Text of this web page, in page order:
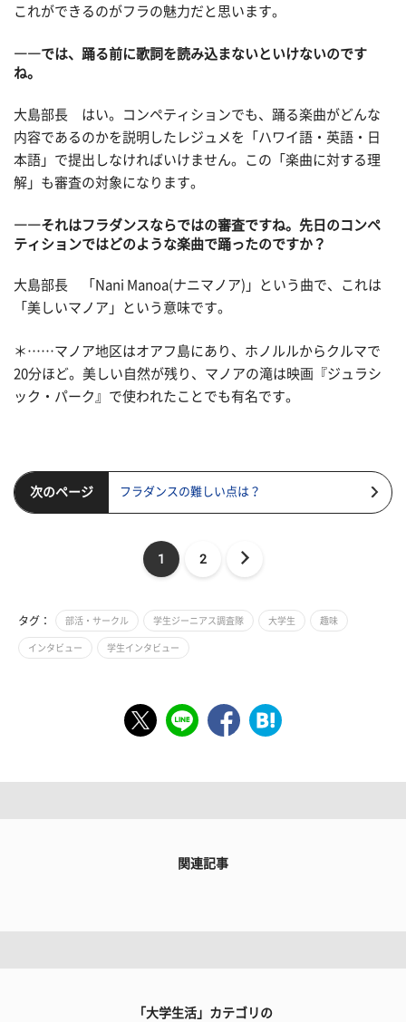
これができるのがフラの魅力だと思います。
――では、踊る前に歌詞を読み込まないといけないのです
ね。
大島部長 はい。コンペティションでも、踊る楽曲がどんな
内容であるのかを説明したレジュメを「ハワイ語・英語・日
本語」で提出しなければいけません。この「楽曲に対する理
解」も審査の対象になります。
――それはフラダンスならではの審査ですね。先日のコンペ
ティションではどのような楽曲で踊ったのですか？
大島部長 「Nani Manoa(ナニマノア)」という曲で、これは
「美しいマノア」という意味です。
＊……マノア地区はオアフ島にあり、ホノルルからクルマで
20分ほど。美しい自然が残り、マノアの滝は映画『ジュラシ
ック・パーク』で使われたことでも有名です。
次のページ フラダンスの難しい点は？
1 2
タグ： 部活・サークル 学生ジーニアス調査隊 大学生 趣味
インタビュー 学生インタビュー
関連記事
「大学生活」カテゴリの